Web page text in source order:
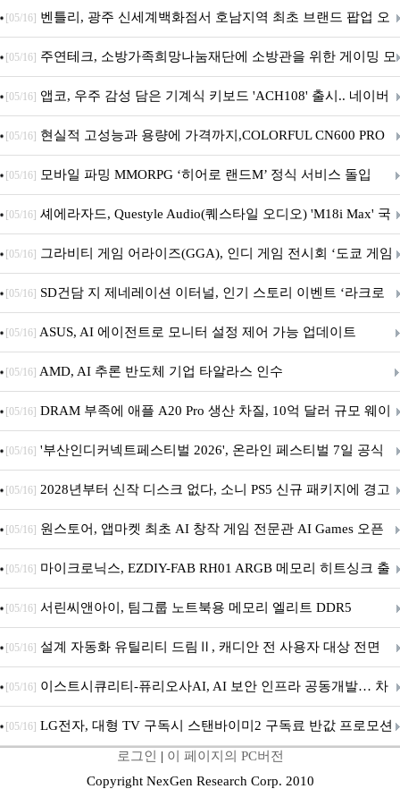
Crosshair X870E EDITION 20 국내 출시 예정
[05/16] 벤틀리, 광주 신세계백화점서 호남지역 최초 브랜드 팝업 오
픈
[05/16] 주연테크, 소방가족희망나눔재단에 소방관을 위한 게이밍 모
니터·스마트 펫 침대 기부
[05/16] 앱코, 우주 감성 담은 기계식 키보드 'ACH108' 출시.. 네이버
브랜드데이 기획전 진행
[05/16] 현실적 고성능과 용량에 가격까지,COLORFUL CN600 PRO
M.2 NVMe 디앤디컴 1TB
[05/16] 모바일 파밍 MMORPG ‘히어로 랜드M’ 정식 서비스 돌입
[05/16] 셰에라자드, Questyle Audio(퀘스타일 오디오) 'M18i Max' 국
내 정식 출시
[05/16] 그라비티 게임 어라이즈(GGA), 인디 게임 전시회 ‘도쿄 게임
던전 13’ 참가!
[05/16] SD건담 지 제네레이션 이터널, 인기 스토리 이벤트 ‘라크로
아의 용사’ 재개최 및 풍성한 기념 이벤트 실시!
[05/16] ASUS, AI 에이전트로 모니터 설정 제어 가능 업데이트
[05/16] AMD, AI 추론 반도체 기업 타알라스 인수
[05/16] DRAM 부족에 애플 A20 Pro 생산 차질, 10억 달러 규모 웨이
퍼 대기
[05/16] '부산인디커넥트페스티벌 2026', 온라인 페스티벌 7일 공식
개막... 22일간 진행
[05/16] 2028년부터 신작 디스크 없다, 소니 PS5 신규 패키지에 경고
문 추가
[05/16] 원스토어, 앱마켓 최초 AI 창작 게임 전문관 AI Games 오픈
[05/16] 마이크로닉스, EZDIY-FAB RH01 ARGB 메모리 히트싱크 출
시
[05/16] 서린씨앤아이, 팀그룹 노트북용 메모리 엘리트 DDR5
5600MHz 16GB 출시
[05/16] 설계 자동화 유틸리티 드림Ⅱ, 캐디안 전 사용자 대상 전면
무상 배포
[05/16] 이스트시큐리티-퓨리오사AI, AI 보안 인프라 공동개발… 차
세대 AI 보안 플랫폼 구축
[05/16] LG전자, 대형 TV 구독시 스탠바이미2 구독료 반값 프로모션
로그인 | 이 페이지의 PC버전
Copyright NexGen Research Corp. 2010